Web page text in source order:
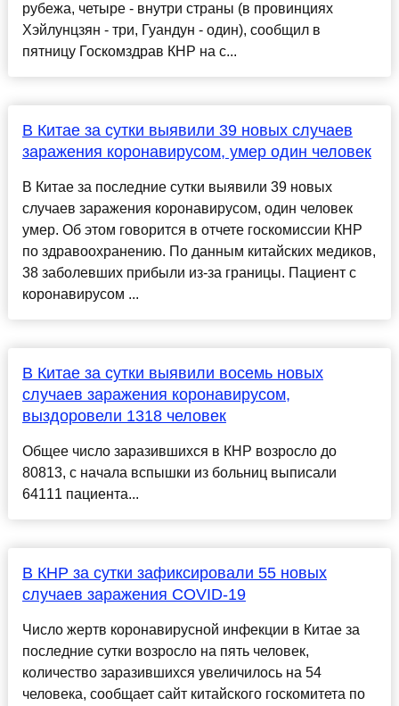
рубежа, четыре - внутри страны (в провинциях
Хэйлунцзян - три, Гуандун - один), сообщил в
пятницу Госкомздрав КНР на с...
В Китае за сутки выявили 39 новых случаев
заражения коронавирусом, умер один человек
В Китае за последние сутки выявили 39 новых
случаев заражения коронавирусом, один человек
умер. Об этом говорится в отчете госкомиссии КНР
по здравоохранению. По данным китайских медиков,
38 заболевших прибыли из-за границы. Пациент с
коронавирусом ...
В Китае за сутки выявили восемь новых
случаев заражения коронавирусом,
выздоровели 1318 человек
Общее число заразившихся в КНР возросло до
80813, с начала вспышки из больниц выписали
64111 пациента...
В КНР за сутки зафиксировали 55 новых
случаев заражения COVID-19
Число жертв коронавирусной инфекции в Китае за
последние сутки возросло на пять человек,
количество заразившихся увеличилось на 54
человека, сообщает сайт китайского госкомитета по